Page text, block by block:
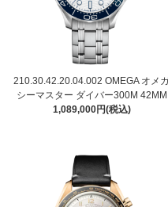
210.30.42.20.04.002 OMEGA オメ
シーマスター ダイバー300M 42MM
1,089,000円(税込)